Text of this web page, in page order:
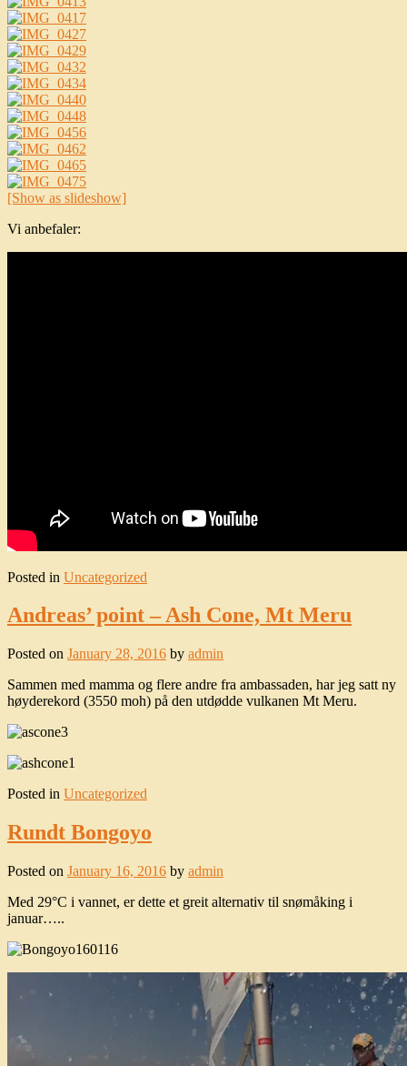
[Show as slideshow]
Vi anbefaler:
Posted in Uncategorized
Andreas’ point – Ash Cone, Mt Meru
Posted on January 28, 2016 by admin
Sammen med mamma og flere andre fra ambassaden, har jeg satt ny
høyderekord (3550 moh) på den utdødde vulkanen Mt Meru.
Posted in Uncategorized
Rundt Bongoyo
Posted on January 16, 2016 by admin
Med 29°C i vannet, er dette et greit alternativ til snømåking i
januar…..